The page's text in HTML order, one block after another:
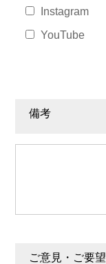
Instagram
YouTube
備考
ご意見・ご要望